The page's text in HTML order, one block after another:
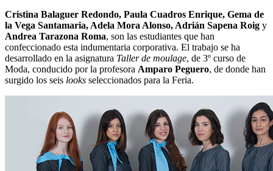
Cristina Balaguer Redondo, Paula Cuadros Enrique, Gema de
la Vega Santamaria, Adela Mora Alonso, Adrián Sapena Roig y
Andrea Tarazona Roma, son las estudiantes que han
confeccionado esta indumentaria corporativa. El trabajo se ha
desarrollado en la asignatura Taller de moulage, de 3º curso de
Moda, conducido por la profesora Amparo Peguero, de donde han
surgido los seis looks seleccionados para la Feria.